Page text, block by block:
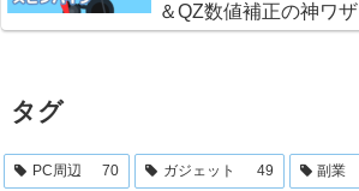
＆QZ数値補正の神ワザ
タグ
PC周辺 70 ガジェット 49 副業